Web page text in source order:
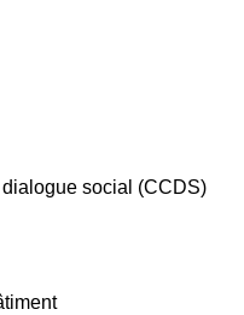
social (CCDS)